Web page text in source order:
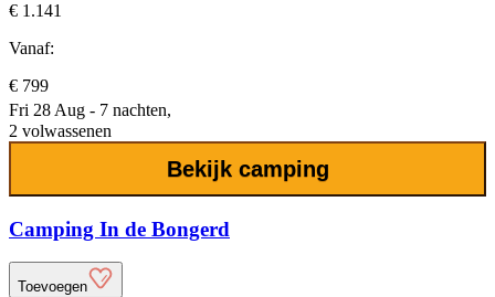
€ 1.141
Vanaf:
€ 799
Fri 28 Aug - 7 nachten,
2 volwassenen
Bekijk camping
Camping In de Bongerd
Toevoegen